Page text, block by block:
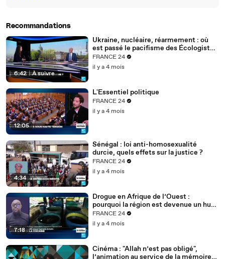
Recommandations
6:42 | À suivre
Ukraine, nucléaire, réarmement : où
est passé le pacifisme des Écologistes
?
FRANCE 24
il y a 4 mois
12:05
L'Essentiel politique
FRANCE 24
il y a 4 mois
4:34
Sénégal : loi anti-homosexualité
durcie, quels effets sur la justice ?
FRANCE 24
il y a 4 mois
7:18
Drogue en Afrique de l’Ouest :
pourquoi la région est devenue un hub
mondial
FRANCE 24
il y a 4 mois
Cinéma : "Allah n’est pas obligé",
l’animation au service de la mémoire